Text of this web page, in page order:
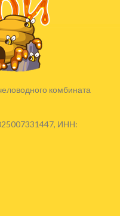
комбината
ИНН: